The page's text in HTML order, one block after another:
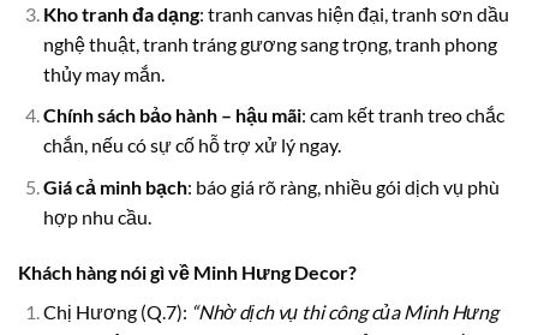
Kho tranh đa dạng: tranh canvas hiện đại, tranh sơn dầu
nghệ thuật, tranh tráng gương sang trọng, tranh phong
thủy may mắn.
Chính sách bảo hành – hậu mãi: cam kết tranh treo chắc
chắn, nếu có sự cố hỗ trợ xử lý ngay.
Giá cả minh bạch: báo giá rõ ràng, nhiều gói dịch vụ phù
hợp nhu cầu.
Khách hàng nói gì về Minh Hưng Decor?
Chị Hương (Q.7): “Nhờ dịch vụ thi công của Minh Hưng